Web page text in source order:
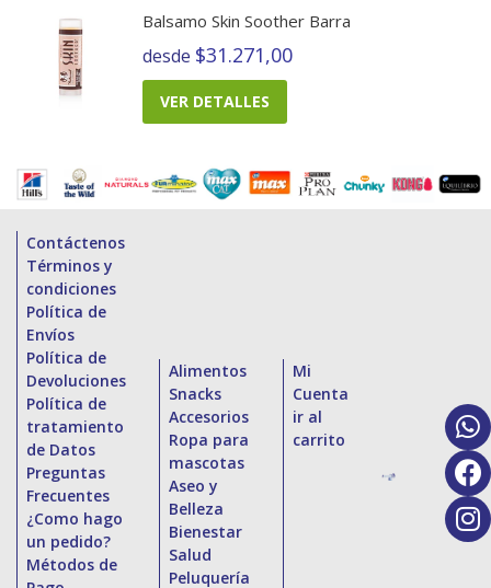
Balsamo Skin Soother Barra
desde $31.271,00
VER DETALLES
Contáctenos
Términos y
condiciones
Política de
Envíos
Política de
Devoluciones
Política de
tratamiento
de Datos
Preguntas
Frecuentes
¿Como hago
un pedido?
Métodos de
Alimentos
Snacks
Accesorios
Ropa para
mascotas
Aseo y
Belleza
Bienestar
Salud
Peluquería
Mi
Cuenta
ir al
carrito